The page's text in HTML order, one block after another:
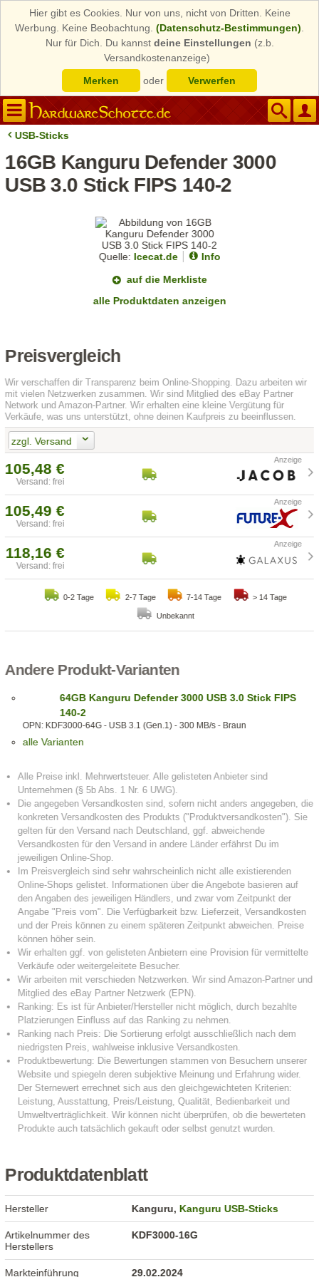
Hier gibt es Cookies. Nur von uns, nicht von Dritten. Keine
Werbung. Keine Beobachtung. (Datenschutz-Bestimmungen)
Nur für Dich. Du kannst deine Einstellungen (z.b.
Versandkostenanzeige)
Merken
oder Verwerfen
USB-Sticks
16GB Kanguru Defender 3000
USB 3.0 Stick FIPS 140-2
Quelle: Icecat.de
Info
auf die Merkliste
alle Produktdaten anzeigen
Preisvergleich
Wir verschaffen dir Transparenz beim Online-Shopping. Dazu arbeiten wir
mit vielen Netzwerken zusammen. Wir sind Mitglied des eBay Partner
Network und Amazon-Partner. Wir erhalten eine kleine Vergütung für
Verkäufe, was uns unterstützt, ohne deinen Kaufpreis zu beeinflussen.
zzgl. Versand
105,48 €
Versand: frei
105,49 €
Versand: frei
118,16 €
Versand: frei
0-2 Tage 2-7 Tage 7-14 Tage > 14 Tage
Unbekannt
Andere Produkt-Varianten
64GB Kanguru Defender 3000 USB 3.0 Stick FIPS
140-2
OPN: KDF3000-64G - USB 3.1 (Gen.1) - 300 MB/s - Braun
alle Varianten
Produktdatenblatt
Hersteller Kanguru,Kanguru USB-Sticks
Artikelnummer des
Herstellers
KDF3000-16G
Markteinführung 29.02.2024